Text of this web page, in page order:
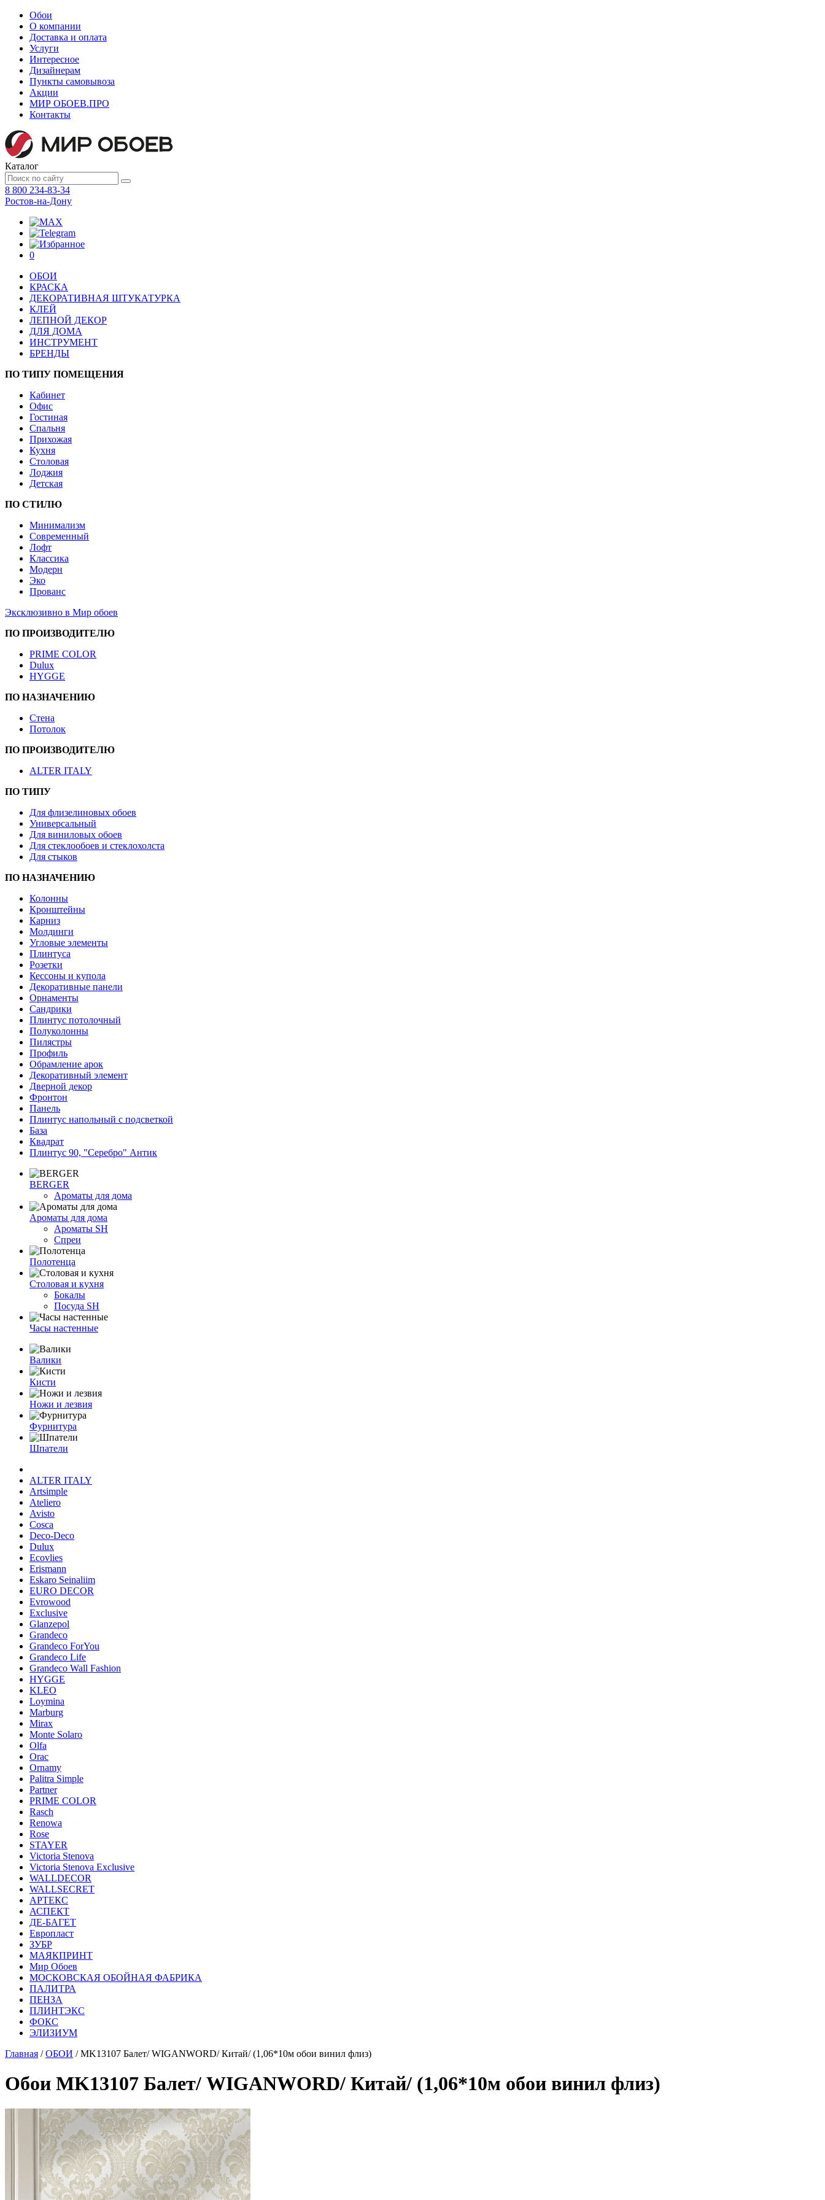
Обои
О компании
Доставка и оплата
Услуги
Интересное
Дизайнерам
Пункты самовывоза
Акции
МИР ОБОЕВ.ПРО
Контакты
Каталог
8 800 234-83-34
Ростов-на-Дону
0
ОБОИ
КРАСКА
ДЕКОРАТИВНАЯ ШТУКАТУРКА
КЛЕЙ
ЛЕПНОЙ ДЕКОР
ДЛЯ ДОМА
ИНСТРУМЕНТ
БРЕНДЫ
ПО ТИПУ ПОМЕЩЕНИЯ
Кабинет
Офис
Гостиная
Спальня
Прихожая
Кухня
Столовая
Лоджия
Детская
ПО СТИЛЮ
Минимализм
Современный
Лофт
Классика
Модерн
Эко
Прованс
Эксклюзивно в Мир обоев
ПО ПРОИЗВОДИТЕЛЮ
PRIME COLOR
Dulux
HYGGE
ПО НАЗНАЧЕНИЮ
Стена
Потолок
ПО ПРОИЗВОДИТЕЛЮ
ALTER ITALY
ПО ТИПУ
Для флизелиновых обоев
Универсальный
Для виниловых обоев
Для стеклообоев и стеклохолста
Для стыков
ПО НАЗНАЧЕНИЮ
Колонны
Кронштейны
Карниз
Молдинги
Угловые элементы
Плинтуса
Розетки
Кессоны и купола
Декоративные панели
Орнаменты
Сандрики
Плинтус потолочный
Полуколонны
Пилястры
Профиль
Обрамление арок
Декоративный элемент
Дверной декор
Фронтон
Панель
Плинтус напольный с подсветкой
База
Квадрат
Плинтус 90, "Серебро" Антик
BERGER
Ароматы для дома
Ароматы для дома
Ароматы SH
Спреи
Полотенца
Столовая и кухня
Бокалы
Посуда SH
Часы настенные
Валики
Кисти
Ножи и лезвия
Фурнитура
Шпатели
ALTER ITALY
Artsimple
Ateliero
Avisto
Cosca
Deco-Deco
Dulux
Ecovlies
Erismann
Eskaro Seinaliim
EURO DECOR
Evrowood
Exclusive
Glanzepol
Grandeco
Grandeco ForYou
Grandeco Life
Grandeco Wall Fashion
HYGGE
KLEO
Loymina
Marburg
Mirax
Monte Solaro
Olfa
Orac
Ornamy
Palitra Simple
Partner
PRIME COLOR
Rasch
Renowa
Rose
STAYER
Victoria Stenova
Victoria Stenova Exclusive
WALLDECOR
WALLSECRET
АРТЕКС
АСПЕКТ
ДЕ-БАГЕТ
Европласт
ЗУБР
МАЯКПРИНТ
Мир Обоев
МОСКОВСКАЯ ОБОЙНАЯ ФАБРИКА
ПАЛИТРА
ПЕНЗА
ПЛИНТЭКС
ФОКС
ЭЛИЗИУМ
Главная /ОБОИ / MK13107 Балет/ WIGANWORD/ Китай/ (1,06*10м обои винил флиз)
Обои MK13107 Балет/ WIGANWORD/ Китай/ (1,06*10м обои винил флиз)